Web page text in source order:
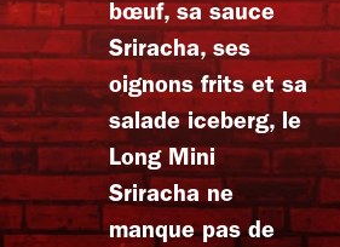
bœuf, sa sauce
Sriracha, ses
oignons frits et sa
salade iceberg, le
Long Mini
Sriracha ne
manque pas de